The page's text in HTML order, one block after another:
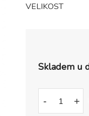
VELIKOST
Skladem u
- +